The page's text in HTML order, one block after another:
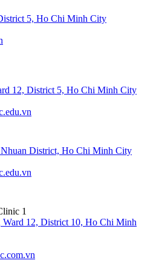
5, Ho Chi Minh City
12, District 5, Ho Chi Minh City
District, Ho Chi Minh City
1
Ward 12, District 10, Ho Chi Minh